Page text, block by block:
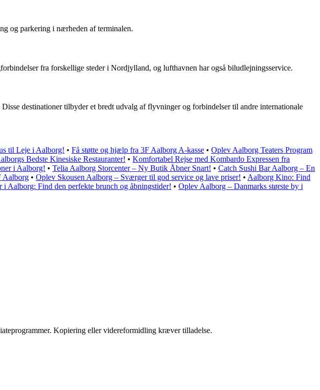
og parkering i nærheden af terminalen.
fra forskellige steder i Nordjylland, og lufthavnen har også biludlejningsservice.
destinationer tilbyder et bredt udvalg af flyvninger og forbindelser til andre internationale
til Leje i Aalborg! • Få støtte og hjælp fra 3F Aalborg A-kasse • Oplev Aalborg Teaters Program
Bedste Kinesiske Restauranter! • Komfortabel Rejse med Kombardo Expressen fra
i Aalborg! • Telia Aalborg Storcenter – Ny Butik Åbner Snart! • Catch Sushi Bar Aalborg – En
Aalborg • Oplev Skousen Aalborg – Sværger til god service og lave priser! • Aalborg Kino: Find
i Aalborg: Find den perfekte brunch og åbningstider! • Oplev Aalborg – Danmarks største by i
Kopiering eller videreformidling kræver tilladelse.